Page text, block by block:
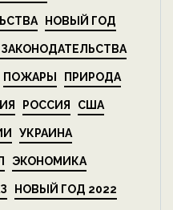
НОВЫЙ ГОД
ПОЖАРЫ ПРИРОДА
РОССИЯ США
УКРАИНА
ЭКОНОМИКА
НОВЫЙ ГОД 2022